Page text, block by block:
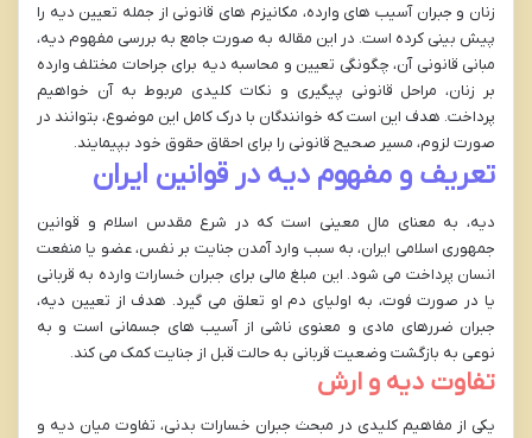
زنان و جبران آسیب های وارده، مکانیزم های قانونی از جمله تعیین دیه را
پیش بینی کرده است. در این مقاله به صورت جامع به بررسی مفهوم دیه،
مبانی قانونی آن، چگونگی تعیین و محاسبه دیه برای جراحات مختلف وارده
بر زنان، مراحل قانونی پیگیری و نکات کلیدی مربوط به آن خواهیم
پرداخت. هدف این است که خوانندگان با درک کامل این موضوع، بتوانند در
صورت لزوم، مسیر صحیح قانونی را برای احقاق حقوق خود بپیمایند.
تعریف و مفهوم دیه در قوانین ایران
دیه، به معنای مال معینی است که در شرع مقدس اسلام و قوانین
جمهوری اسلامی ایران، به سبب وارد آمدن جنایت بر نفس، عضو یا منفعت
انسان پرداخت می شود. این مبلغ مالی برای جبران خسارات وارده به قربانی
یا در صورت فوت، به اولیای دم او تعلق می گیرد. هدف از تعیین دیه،
جبران ضررهای مادی و معنوی ناشی از آسیب های جسمانی است و به
نوعی به بازگشت وضعیت قربانی به حالت قبل از جنایت کمک می کند.
تفاوت دیه و ارش
یکی از مفاهیم کلیدی در مبحث جبران خسارات بدنی، تفاوت میان دیه و